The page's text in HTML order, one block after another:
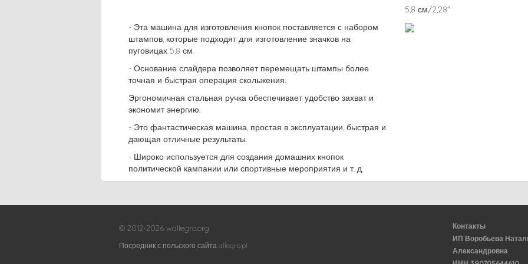
5,8 см/2,28"
- Эта машина для изготовления кнопок поставляется с набором
штампов, которые подходят для изготовление значков на
пуговицах 5,8 см.
- Основание слайдера позволяет перемещать штампы более
точная и быстрая операция скольжения.
Эргономичная стальная ручка обеспечивает удобство захват и
экономит энергию.
- Это фантастическая машина, простая в эксплуатации, быстрая и
дающая отличные результаты.
- Широко используется для создания домашних кнопок
политической кампании или спортивные мероприятия и т. д.
© 2012-2026 wallegro.org
Посредник с польского сайта allegro.pl
Контакты
ИП Воробьева
Александровна